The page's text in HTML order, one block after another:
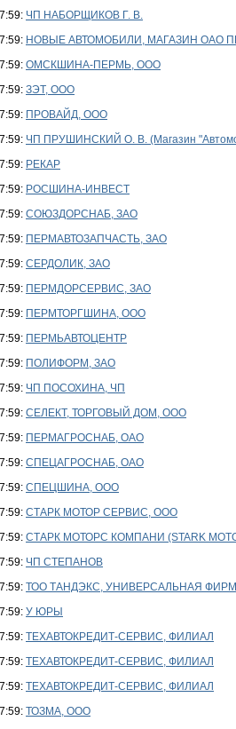
ЧП НАБОРЩИКОВ Г. В.
НОВЫЕ АВТОМОБИЛИ, МАГАЗИН ОАО
ОМСКШИНА-ПЕРМЬ, ООО
ЗЭТ, ООО
ПРОВАЙД, ООО
ЧП ПРУШИНСКИЙ О. В. (Магазин
РЕКАР
РОСШИНА-ИНВЕСТ
СОЮЗДОРСНАБ, ЗАО
ПЕРМАВТОЗАПЧАСТЬ, ЗАО
СЕРДОЛИК, ЗАО
ПЕРМДОРСЕРВИС, ЗАО
ПЕРМТОРГШИНА, ООО
ПЕРМЬАВТОЦЕНТР
ПОЛИФОРМ, ЗАО
ЧП ПОСОХИНА, ЧП
СЕЛЕКТ, ТОРГОВЫЙ ДОМ, ООО
ПЕРМАГРОСНАБ, ОАО
СПЕЦАГРОСНАБ, ОАО
СПЕЦШИНА, ООО
СТАРК МОТОР СЕРВИС, ООО
СТАРК МОТОРС КОМПАНИ (STARK
ЧП СТЕПАНОВ
ТОО ТАНДЭКС, УНИВЕРСАЛЬНАЯ
У ЮРЫ
ТЕХАВТОКРЕДИТ-СЕРВИС, ФИЛИАЛ
ТЕХАВТОКРЕДИТ-СЕРВИС, ФИЛИАЛ
ТЕХАВТОКРЕДИТ-СЕРВИС, ФИЛИАЛ
ТОЗМА, ООО